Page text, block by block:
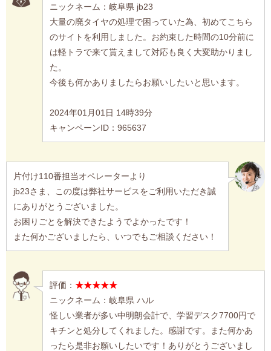
ニックネーム：岐阜県 jb23
大量の廃タイヤの処理で困っていた為、初めてこちら
のサイトを利用しました。お約束した時間の10分前に
は軽トラで来て貰えまして対応も良く大変助かりまし
た。
今後も何かありましたらお願いしたいと思います。
2024年01月01日 14時39分
キャンペーンID：965637
片付け110番担当オペレーターより
jb23さま、この度は弊社サービスをご利用いただき誠
にありがとうございました。
お困りごとを解決できたようでよかったです！
また何かございましたら、いつでもご相談ください！
評価： ★★★★★
ニックネーム：岐阜県 ハル
怪しい業者が多い中明朗会計で、学習デスク7700円で
キチンと処分してくれました。感謝です。また何かあ
ったら是非お願いしたいです！ありがとうございまし